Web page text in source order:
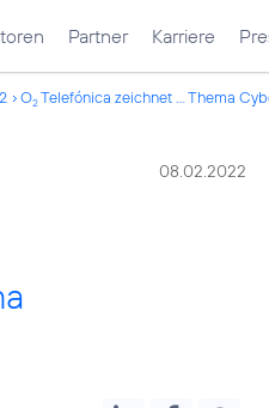
Partner Karriere
O2Telefónica zeichnet ... Thema
08.02.2022